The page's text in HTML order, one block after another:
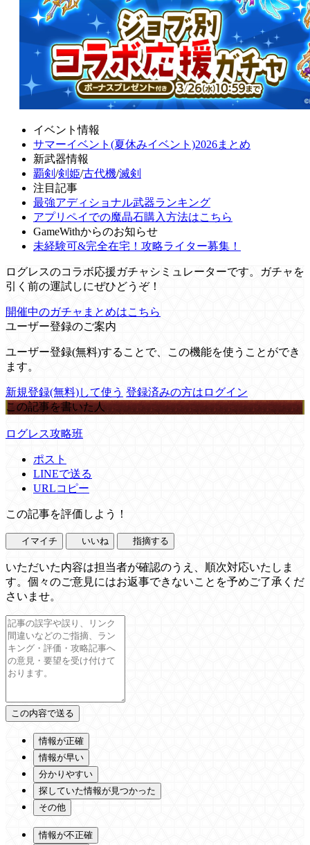
イベント情報
サマーイベント(夏休みイベント)2026まとめ
新武器情報
覇剣 /剣姫/古代機/滅剣
注目記事
最強アディショナル武器ランキング
アプリペイでの魔晶石購入方法はこちら
GameWithからのお知らせ
未経験可&完全在宅！攻略ライター募集！
ログレスのコラボ応援ガチャシミュレーターです。ガチャを
引く前の運試しにぜひどうぞ！
開催中のガチャまとめはこちら
ユーザー登録のご案内
ユーザー登録(無料)することで、この機能を使うことができ
ます。
新規登録(無料)して使う 登録済みの方はログイン
この記事を書いた人
ログレス攻略班
ポスト
LINEで送る
URLコピー
この記事を評価しよう！
イマイチ いいね 指摘する
いただいた内容は担当者が確認のうえ、順次対応いたしま
す。個々のご意見にはお返事できないことを予めご了承くだ
さいませ。
情報が正確
情報が早い
分かりやすい
探していた情報が見つかった
その他
情報が不正確